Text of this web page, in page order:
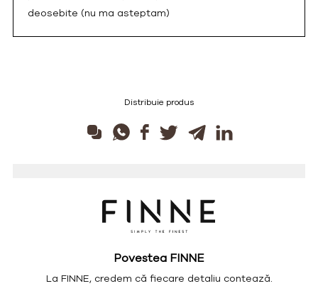
deosebite (nu ma asteptam)
Distribuie produs
Povestea FINNE
La FINNE, credem că fiecare detaliu contează.